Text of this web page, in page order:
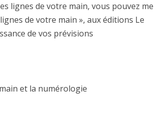
lignes de votre main, vous pouvez me
de votre main », aux éditions Le
de vos prévisions
et la numérologie